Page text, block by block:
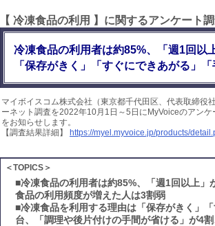
【 冷凍食品の利用 】に関するアンケート
冷凍食品の利用者は約85%、「週1回以
「保存がきく」「すぐにできあがる」
マイボイスコム株式会社（東京都千代田区、代表取締
ーネット調査を2022年10月1日～5日にMyVoiceのアン
をお知らせします。
【調査結果詳細】
https://myel.myvoice.jp/products/
＜TOPICS＞
■冷凍食品の利用者は約85%、「週1回以上
食品の利用頻度が増えた人は3割弱
■冷凍食品を利用する理由は「保存がきく」
台、「調理や後片付けの手間が省ける」が4